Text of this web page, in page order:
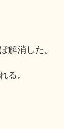
解消した。
る。